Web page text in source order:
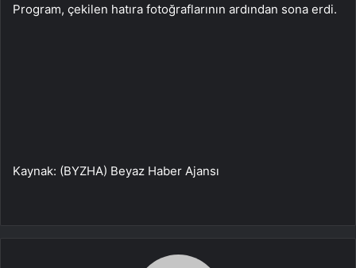
Program, çekilen hatıra fotoğraflarının ardından sona erdi.
Kaynak: (BYZHA) Beyaz Haber Ajansı